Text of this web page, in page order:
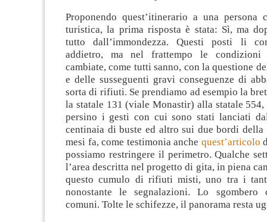
Proponendo quest’itinerario a una
turistica, la prima risposta è stata: Sì, ma
tutto dall’immondezza. Questi posti li
addietro, ma nel frattempo le condizioni
cambiate, come tutti sanno, con la questione
e delle susseguenti gravi conseguenze di
sorta di rifiuti. Se prendiamo ad esempio la
la statale 131 (viale Monastir) alla statale 554,
persino i gesti con cui sono stati lanciati
centinaia di buste ed altro sui due bordi della
mesi fa, come testimonia anche quest’articolo
possiamo restringere il perimetro. Qualche
l’area descritta nel progetto di gita, in piena
questo cumulo di rifiuti misti, uno tra i
nonostante le segnalazioni. Lo
comuni. Tolte le schifezze, il panorama resta